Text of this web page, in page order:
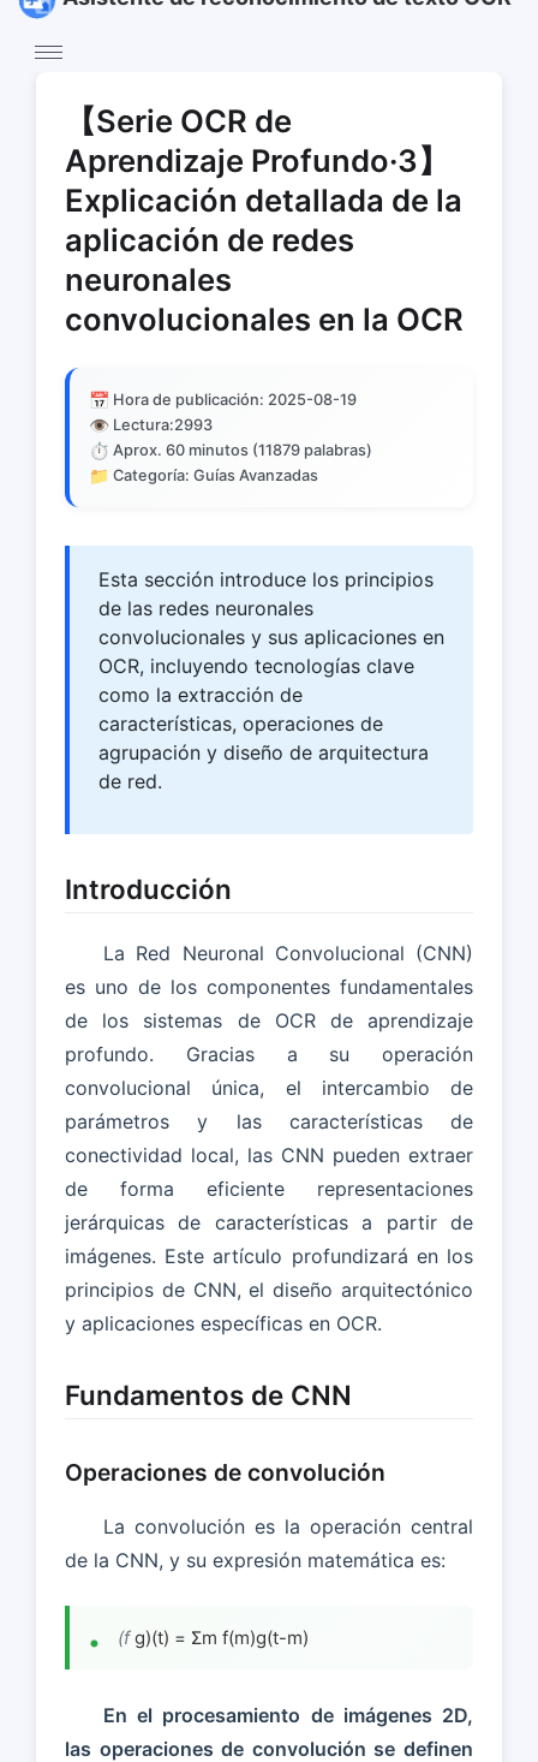
【Serie OCR de
Aprendizaje Profundo·3】
Explicación detallada de la
aplicación de redes
neuronales
convolucionales en la OCR
📅 Hora de publicación: 2025-08-19
👁️ Lectura:2993
⏱️ Aprox. 60 minutos (11879 palabras)
📁 Categoría: Guías Avanzadas
Esta sección introduce los principios
de las redes neuronales
convolucionales y sus aplicaciones en
OCR, incluyendo tecnologías clave
como la extracción de
características, operaciones de
agrupación y diseño de arquitectura
de red.
Introducción
La Red Neuronal Convolucional (CNN)
es uno de los componentes fundamentales
de los sistemas de OCR de aprendizaje
profundo. Gracias a su operación
convolucional única, el intercambio de
parámetros y las características de
conectividad local, las CNN pueden extraer
de forma eficiente representaciones
jerárquicas de características a partir de
imágenes. Este artículo profundizará en los
principios de CNN, el diseño arquitectónico
y aplicaciones específicas en OCR.
Fundamentos de CNN
Operaciones de convolución
La convolución es la operación central
de la CNN, y su expresión matemática es:
(fg)(t) = Σm f(m)g(t-m)
En el procesamiento de imágenes 2D,
las operaciones de convolución se definen